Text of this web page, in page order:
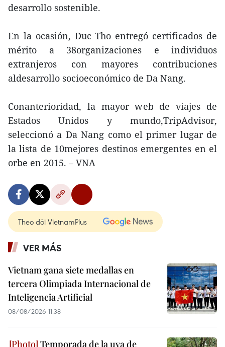
desarrollo sostenible.
En la ocasión, Duc Tho entregó certificados de
mérito a 38organizaciones e individuos
extranjeros con mayores contribuciones
aldesarrollo socioeconómico de Da Nang.
Conanterioridad, la mayor web de viajes de
Estados Unidos y mundo,TripAdvisor,
seleccionó a Da Nang como el primer lugar de
la lista de 10mejores destinos emergentes en el
orbe en 2015. – VNA
Theo dõi VietnamPlus
VER MÁS
Vietnam gana siete medallas en
tercera Olimpiada Internacional de
Inteligencia Artificial
08/08/2026 11:38
Temporada de la uva de